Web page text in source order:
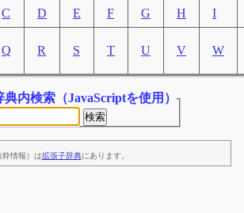
C D E F G H I
Q R S T U V W
典内検索 （JavaScriptを使用）
情報）は拡張子辞典にあります。